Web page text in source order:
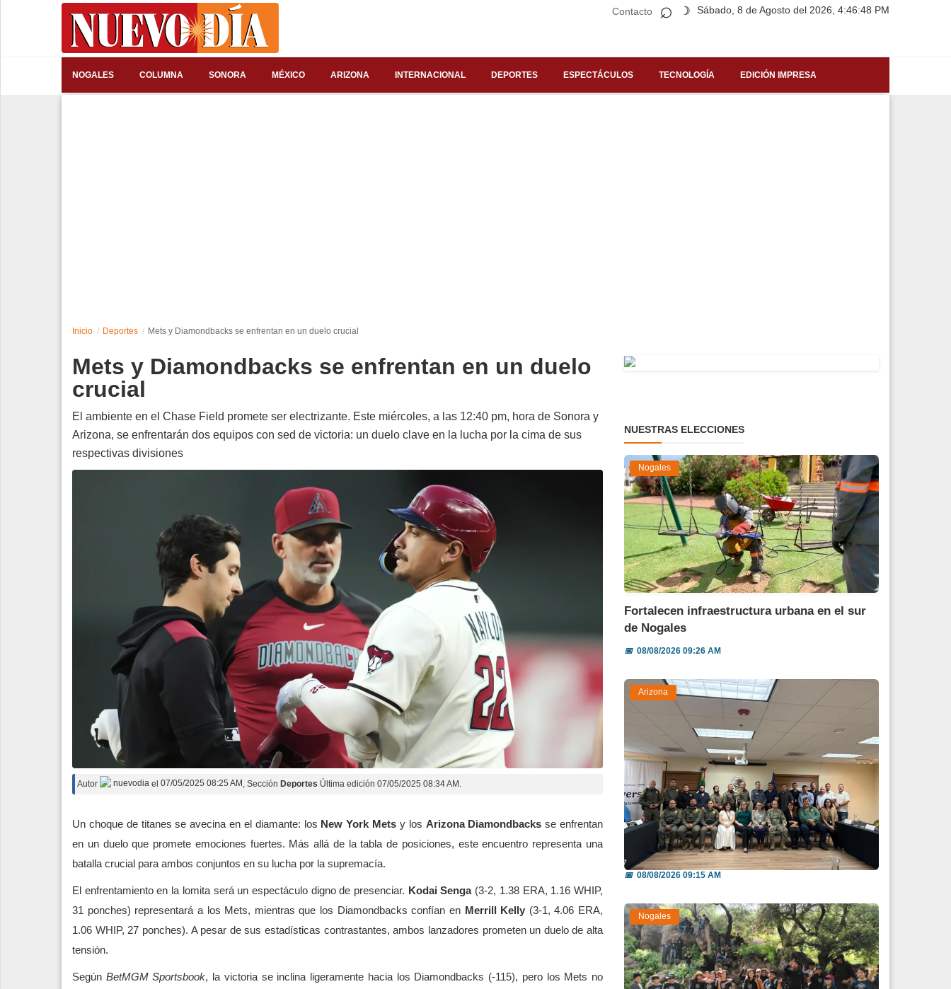
Contacto Sábado, 8 de Agosto del 2026, 4:46:48 PM
⌕ ☽
NOGALES COLUMNA SONORA MÉXICO ARIZONA INTERNACIONAL DEPORTES ESPECTÁCULOS TECNOLOGÍA EDICIÓN IMPRESA
Edición Impresa
Inicio Deportes Mets y Diamondbacks se enfrentan en un duelo crucial
Mets y Diamondbacks se enfrentan en un duelo
crucial
El ambiente en el Chase Field promete ser electrizante. Este miércoles, a las 12:40 pm, hora de Sonora y
Arizona, se enfrentarán dos equipos con sed de victoria: un duelo clave en la lucha por la cima de sus
respectivas divisiones
Autor nuevodia el 07/05/2025 08:25 AM , Sección Deportes Última edición 07/05/2025 08:34 AM.
Un choque de titanes se avecina en el diamante: los New York Mets y los Arizona Diamondbacks se enfrentan
en un duelo que promete emociones fuertes. Más allá de la tabla de posiciones, este encuentro representa una
batalla crucial para ambos conjuntos en su lucha por la supremacía.
El enfrentamiento en la lomita será un espectáculo digno de presenciar. Kodai Senga(3-2, 1.38 ERA, 1.16 WHIP,
31 ponches) representará a los Mets, mientras que los Diamondbacks confían en Merrill Kelly (3-1, 4.06 ERA,
1.06 WHIP, 27 ponches). A pesar de sus estadísticas contrastantes, ambos lanzadores prometen un duelo de alta
tensión.
Según BetMGM Sportsbook, la victoria se inclina ligeramente hacia los Diamondbacks (-115), pero los Mets no
NUESTRAS ELECCIONES
Nogales
Fortalecen infraestructura urbana en el sur
de Nogales
📅08/08/2026 09:26 AM
Arizona
Refuerzan México y EU intercambio de
información para b...
📅08/08/2026 09:15 AM
Nogales